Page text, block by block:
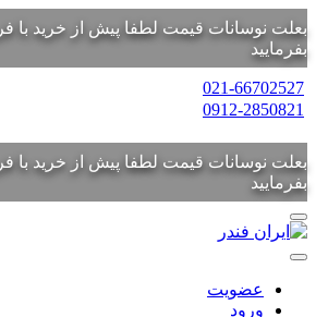
بعلت نوسانات قیمت لطفا پیش از خرید
بفرمایید
021-66702527
0912-2850821
بعلت نوسانات قیمت لطفا پیش از خرید
بفرمایید
عضویت
ورود